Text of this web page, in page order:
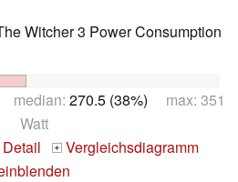
Witcher 3 Power Consumption
median: 270.5 (38%) max: 351
Watt
+
Vergleichsdiagramm